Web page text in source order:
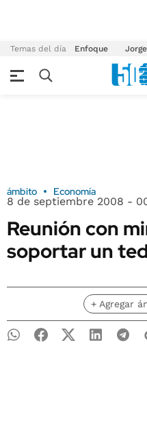
Temas del día Enfoque
ámbito Economía
8 de septiembre 2008 -
Reunión con
soportar un
+ Agregar